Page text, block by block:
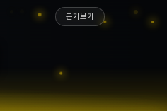
근거보기